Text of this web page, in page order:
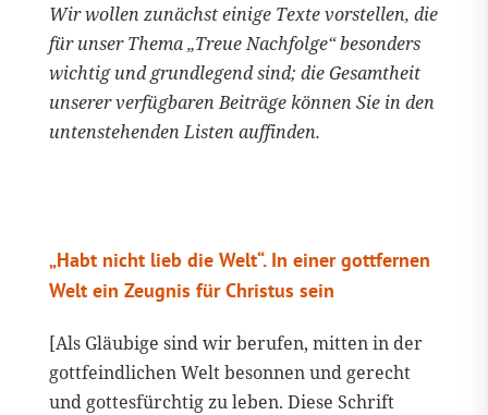
Wir wollen zunächst einige Texte vorstellen, die
für unser Thema „Treue Nachfolge“ besonders
wichtig und grundlegend sind; die Gesamtheit
unserer verfügbaren Beiträge können Sie in den
untenstehenden Listen auffinden.
„Habt nicht lieb die Welt“. In einer gottfernen
Welt ein Zeugnis für Christus sein
[Als Gläubige sind wir berufen, mitten in der
gottfeindlichen Welt besonnen und gerecht
und gottesfürchtig zu leben. Diese Schrift